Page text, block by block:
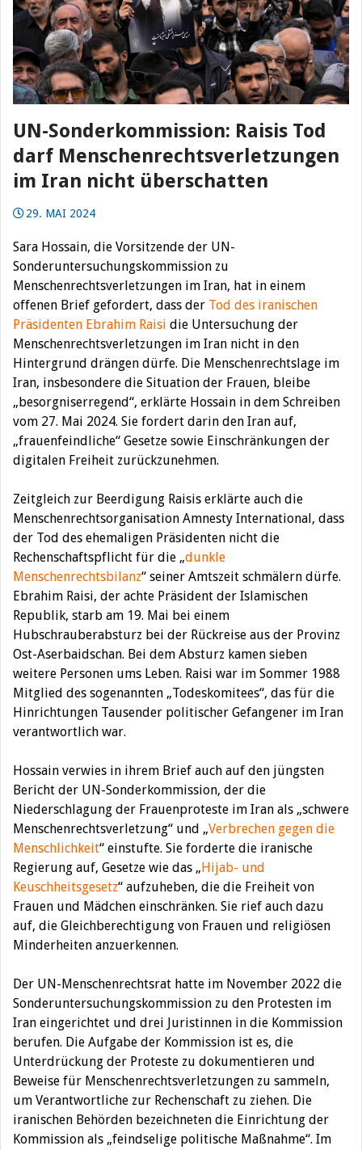
UN-Sonderkommission: Raisis Tod
darf Menschenrechtsverletzungen
im Iran nicht überschatten
29. MAI 2024
Sara Hossain, die Vorsitzende der UN-
Sonderuntersuchungskommission zu
Menschenrechtsverletzungen im Iran, hat in einem
offenen Brief gefordert, dass der Tod des iranischen
Präsidenten Ebrahim Raisi die Untersuchung der
Menschenrechtsverletzungen im Iran nicht in den
Hintergrund drängen dürfe. Die Menschenrechtslage im
Iran, insbesondere die Situation der Frauen, bleibe
„besorgniserregend“, erklärte Hossain in dem Schreiben
vom 27. Mai 2024. Sie fordert darin den Iran auf,
„frauenfeindliche“ Gesetze sowie Einschränkungen der
digitalen Freiheit zurückzunehmen.
Zeitgleich zur Beerdigung Raisis erklärte auch die
Menschenrechtsorganisation Amnesty International, dass
der Tod des ehemaligen Präsidenten nicht die
Rechenschaftspflicht für die „dunkle
Menschenrechtsbilanz“ seiner Amtszeit schmälern dürfe.
Ebrahim Raisi, der achte Präsident der Islamischen
Republik, starb am 19. Mai bei einem
Hubschrauberabsturz bei der Rückreise aus der Provinz
Ost-Aserbaidschan. Bei dem Absturz kamen sieben
weitere Personen ums Leben. Raisi war im Sommer 1988
Mitglied des sogenannten „Todeskomitees“, das für die
Hinrichtungen Tausender politischer Gefangener im Iran
verantwortlich war.
Hossain verwies in ihrem Brief auch auf den jüngsten
Bericht der UN-Sonderkommission, der die
Niederschlagung der Frauenproteste im Iran als „schwere
Menschenrechtsverletzung“ und „Verbrechen gegen die
Menschlichkeit“ einstufte. Sie forderte die iranische
Regierung auf, Gesetze wie das „ Hijab- und
Keuschheitsgesetz“ aufzuheben, die die Freiheit von
Frauen und Mädchen einschränken. Sie rief auch dazu
auf, die Gleichberechtigung von Frauen und religiösen
Minderheiten anzuerkennen.
Der UN-Menschenrechtsrat hatte im November 2022 die
Sonderuntersuchungskommission zu den Protesten im
Iran eingerichtet und drei Juristinnen in die Kommission
berufen. Die Aufgabe der Kommission ist es, die
Unterdrückung der Proteste zu dokumentieren und
Beweise für Menschenrechtsverletzungen zu sammeln,
um Verantwortliche zur Rechenschaft zu ziehen. Die
iranischen Behörden bezeichneten die Einrichtung der
Kommission als „feindselige politische Maßnahme“. Im